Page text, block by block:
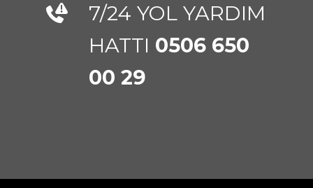
7/24 YOL YARDIM
HATTI 0506 650
00 29